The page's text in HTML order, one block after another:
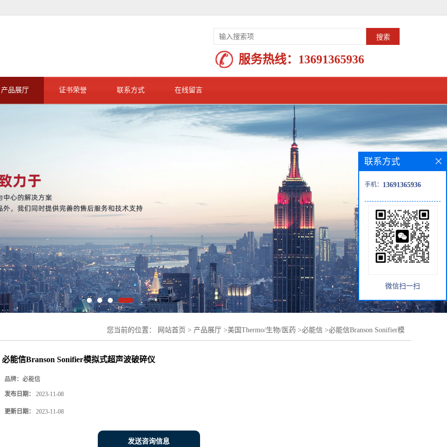
服务热线： 13691365936
产品展厅 证书荣誉 联系方式 在线留言
您当前的位置： 网站首页 > 产品展厅 >美国Thermo/生物/医药 >必能信 >必能信Branson Sonifier模
必能信Branson Sonifier模拟式超声波破碎仪
品牌： 必能信
发布日期： 2023-11-08
更新日期： 2023-11-08
发送咨询信息
联系方式
手机： 13691365936
微信扫一扫